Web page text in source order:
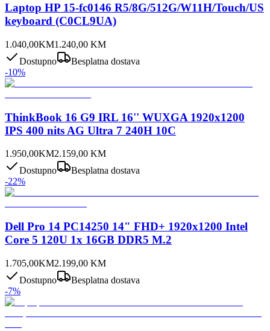
Laptop HP 15-fc0146 R5/8G/512G/W11H/Touch/US
keyboard (C0CL9UA)
1.040,00KM1.240,00 KM
Dostupno
Besplatna dostava
-10%
ThinkBook 16 G9 IRL 16'' WUXGA 1920x1200
IPS 400 nits AG Ultra 7 240H 10C
1.950,00KM2.159,00 KM
Dostupno
Besplatna dostava
-22%
Dell Pro 14 PC14250 14" FHD+ 1920x1200 Intel
Core 5 120U 1x 16GB DDR5 M.2
1.705,00KM2.199,00 KM
Dostupno
Besplatna dostava
-7%